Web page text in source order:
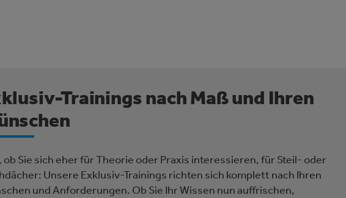
Trainings nach Maß und Ihren
ob Sie sich eher für Theorie oder Praxis interessieren, für Steil- oder
Unsere Exklusiv-Trainings richten sich komplett nach Ihren
und Anforderungen. Ob Sie Ihr Wissen nun auffrischen,